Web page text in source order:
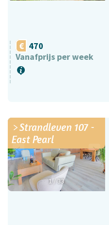
470
Vanafprijs per week
1 / 33
Strandleven 107 -
East Pearl